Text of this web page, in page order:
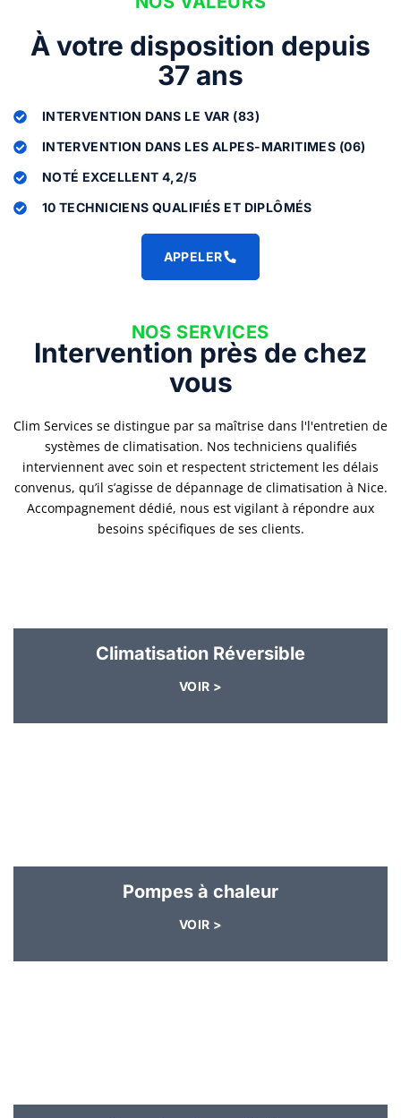
À votre disposition depuis
37 ans
INTERVENTION DANS LE VAR (83)
INTERVENTION DANS LES ALPES-MARITIMES (06)
NOTÉ EXCELLENT 4,2/5
10 TECHNICIENS QUALIFIÉS ET DIPLÔMÉS
APPELER
NOS SERVICES
Intervention près de chez
vous
Clim Services se distingue par sa maîtrise dans l'l'entretien de
systèmes de climatisation. Nos techniciens qualifiés
interviennent avec soin et respectent strictement les délais
convenus, qu’il s’agisse de dépannage de climatisation à Nice.
Accompagnement dédié, nous est vigilant à répondre aux
besoins spécifiques de ses clients.
Climatisation Réversible
VOIR >
Pompes à chaleur
VOIR >